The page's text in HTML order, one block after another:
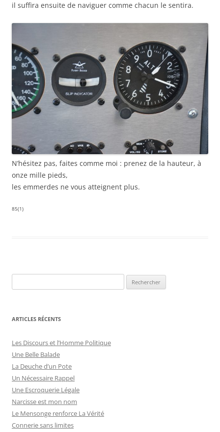
il suffira ensuite de naviguer comme chacun le sentira.
N’hésitez pas, faites comme moi : prenez de la hauteur, à
onze mille pieds,
les emmerdes ne vous atteignent plus.
85(1)
e
h
r
c
h
e
r
:
ARTICLES RÉCENTS
Les Discours et l’Homme Politique
Une Belle Balade
La Deuche d’un Pote
Un Nécessaire Rappel
Une Escroquerie Légale
Narcisse est mon nom
Le Mensonge renforce La Vérité
Connerie sans limites